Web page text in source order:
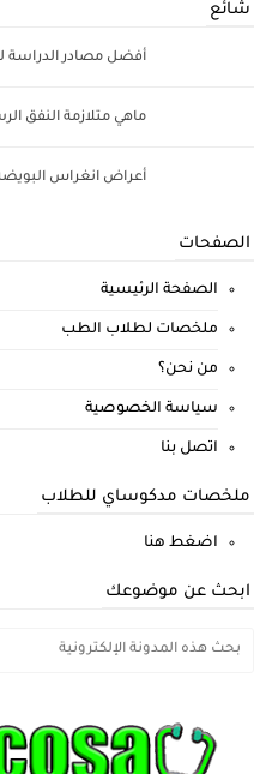
شائع
أفضل مصادر الدراسة
ماهي متلازمة النفق
أعراض انغراس
الصفحات
الصفحة الرئيسية
ملخصات لطلاب الطب
من نحن؟
سياسة الخصوصية
اتصل بنا
ملخصات مدكوساي للطلاب
اضغط هنا
ابحث عن موضوعك